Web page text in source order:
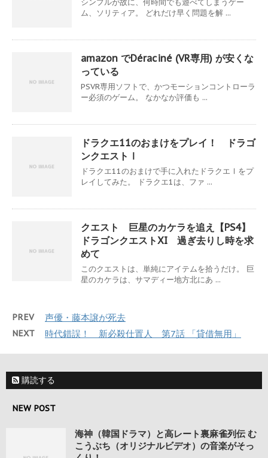
ム、ソリティア。 どれだけ早く問題を解 ...
amazon でDéraciné (VR専用) が安くな
っている
PSVR専用ソフトで、かつモーションコントローラ
ー必須のゲーム。 なかなか評価も ...
ドラクエ11のおまけをプレイ！ ドラゴ
ンクエストⅠ
ドラクエ11のおまけで手に入れたドラクエⅠをプ
レイしてみた。 ドラクエ1は、ファ ...
クエスト 巨星のカケラを追え【PS4】
ドラゴンクエストXI 過ぎ去りし時を求
めて
このクエストは、単純にアイテムを拾うだけ。 巨
星のカケラは、サマディー地方北にあ ...
PREV 声優・藤本譲が死去
NEXT 時代錯誤！ 新必殺仕置人 第7話 「貸借無用」
購読する
NEW POST
海神（韓国ドラマ）と高レート裏麻雀列伝 む
こうぶち（オリジナルビデオ）の音楽がそっ